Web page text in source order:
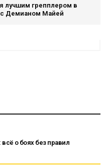
лучшим грепплером в
с Демианом Майей
о боях без правил